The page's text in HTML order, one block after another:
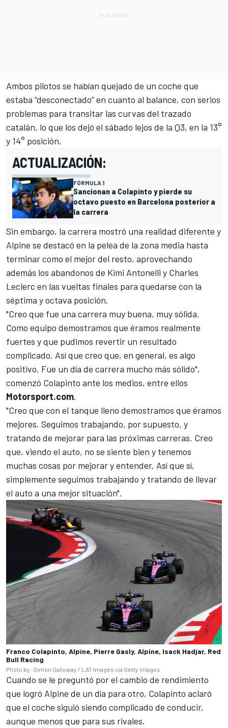
Ambos pilotos se habían quejado de un coche que
estaba “desconectado” en cuanto al balance, con serios
problemas para transitar las curvas del trazado
catalán, lo que los dejó el sábado lejos de la Q3, en la 13°
y 14° posición.
ACTUALIZACIÓN:
FÓRMULA 1
Sancionan a Colapinto y pierde su
octavo puesto en Barcelona posterior a
la carrera
Sin embargo, la carrera mostró una realidad diferente y
Alpine se destacó en la pelea de la zona media hasta
terminar como el mejor del resto, aprovechando
además los abandonos de Kimi Antonelli y Charles
Leclerc en las vueltas finales para quedarse con la
séptima y octava posición.
"Creo que fue una carrera muy buena, muy sólida.
Como equipo demostramos que éramos realmente
fuertes y que pudimos revertir un resultado
complicado. Así que creo que, en general, es algo
positivo. Fue un día de carrera mucho más sólido",
comenzó Colapinto ante los medios, entre ellos
Motorsport.com.
"Creo que con el tanque lleno demostramos que éramos
mejores. Seguimos trabajando, por supuesto, y
tratando de mejorar para las próximas carreras. Creo
que, viendo el auto, no se siente bien y tenemos
muchas cosas por mejorar y entender. Así que sí,
simplemente seguimos trabajando y tratando de llevar
el auto a una mejor situación".
Franco Colapinto, Alpine, Pierre Gasly, Alpine, Isack Hadjar, Red
Bull Racing
Photo by: Simon Galloway / LAT Images via Getty Images
Cuando se le preguntó por el cambio de rendimiento
que logró Alpine de un día para otro, Colapinto aclaró
que el coche siguió siendo complicado de conducir,
aunque menos que para sus rivales.